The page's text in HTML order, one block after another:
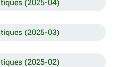
(2025-04)
(2025-03)
(2025-02)